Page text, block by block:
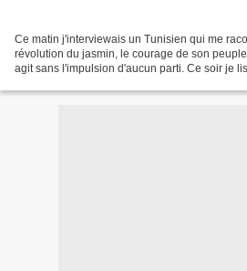
Ce matin j'interviewais un Tunisien qui me
révolution du jasmin, le courage de son
agit sans l'impulsion d'aucun parti. Ce soir je